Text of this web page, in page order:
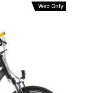
Web Only